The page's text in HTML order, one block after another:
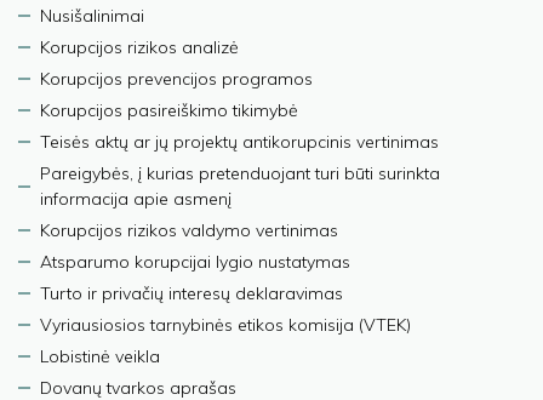
Nusišalinimai
Korupcijos rizikos analizė
Korupcijos prevencijos programos
Korupcijos pasireiškimo tikimybė
Teisės aktų ar jų projektų antikorupcinis vertinimas
Pareigybės, į kurias pretenduojant turi būti surinkta
informacija apie asmenį
Korupcijos rizikos valdymo vertinimas
Atsparumo korupcijai lygio nustatymas
Turto ir privačių interesų deklaravimas
Vyriausiosios tarnybinės etikos komisija (VTEK)
Lobistinė veikla
Dovanų tvarkos aprašas